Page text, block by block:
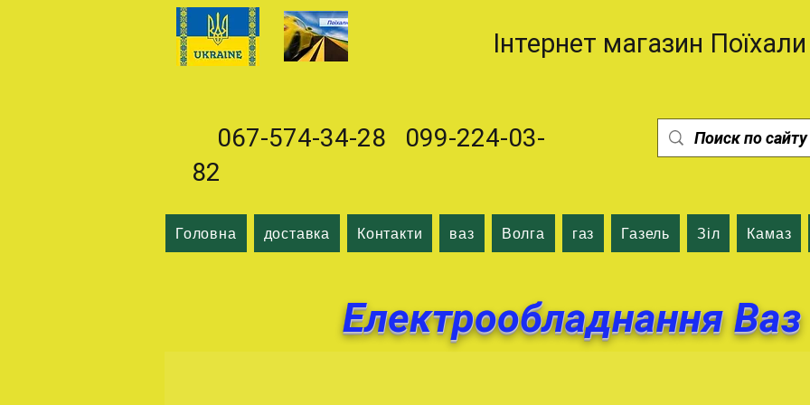
Інтернет магазин Поїхали
067-574-34-28 099-224-03-
82
Електрообладнання Ваз
Головна доставка Контакти ваз Волга газ Газель Зіл Камаз